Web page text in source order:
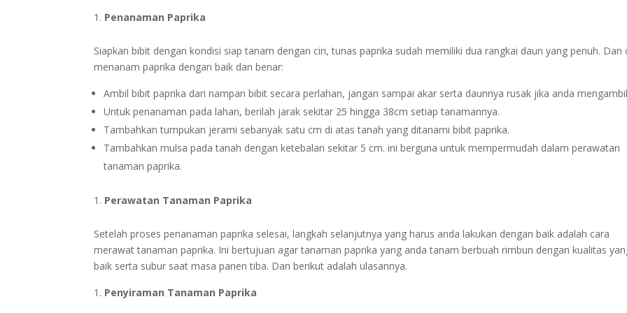
Penanaman Paprika
Siapkan bibit dengan kondisi siap tanam dengan ciri, tunas paprika sudah memiliki dua rangkai daun yang penuh. Dan
menanam paprika dengan baik dan benar:
Ambil bibit paprika dari nampan bibit secara perlahan, jangan sampai akar serta daunnya rusak jika anda
Untuk penanaman pada lahan, berilah jarak sekitar 25 hingga 38cm setiap tanamannya.
Tambahkan tumpukan jerami sebanyak satu cm di atas tanah yang ditanami bibit paprika.
Tambahkan mulsa pada tanah dengan ketebalan sekitar 5 cm. ini berguna untuk mempermudah dalam perawatan
tanaman paprika.
Perawatan Tanaman Paprika
Setelah proses penanaman paprika selesai, langkah selanjutnya yang harus anda lakukan dengan baik adalah cara
merawat tanaman paprika. Ini bertujuan agar tanaman paprika yang anda tanam berbuah rimbun dengan kualitas
baik serta subur saat masa panen tiba. Dan berikut adalah ulasannya.
Penyiraman Tanaman Paprika